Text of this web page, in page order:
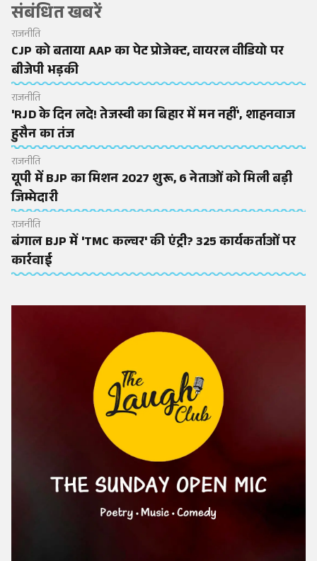
संबंधित खबरें
राजनीति
CJP को बताया AAP का पेट प्रोजेक्ट, वायरल वीडियो पर
बीजेपी भड़की
राजनीति
'RJD के दिन लदे! तेजस्वी का बिहार में मन नहीं', शाहनवाज
हुसैन का तंज
राजनीति
यूपी में BJP का मिशन 2027 शुरू, 6 नेताओं को मिली बड़ी
जिम्मेदारी
राजनीति
बंगाल BJP में 'TMC कल्चर' की एंट्री? 325 कार्यकर्ताओं पर
कार्रवाई